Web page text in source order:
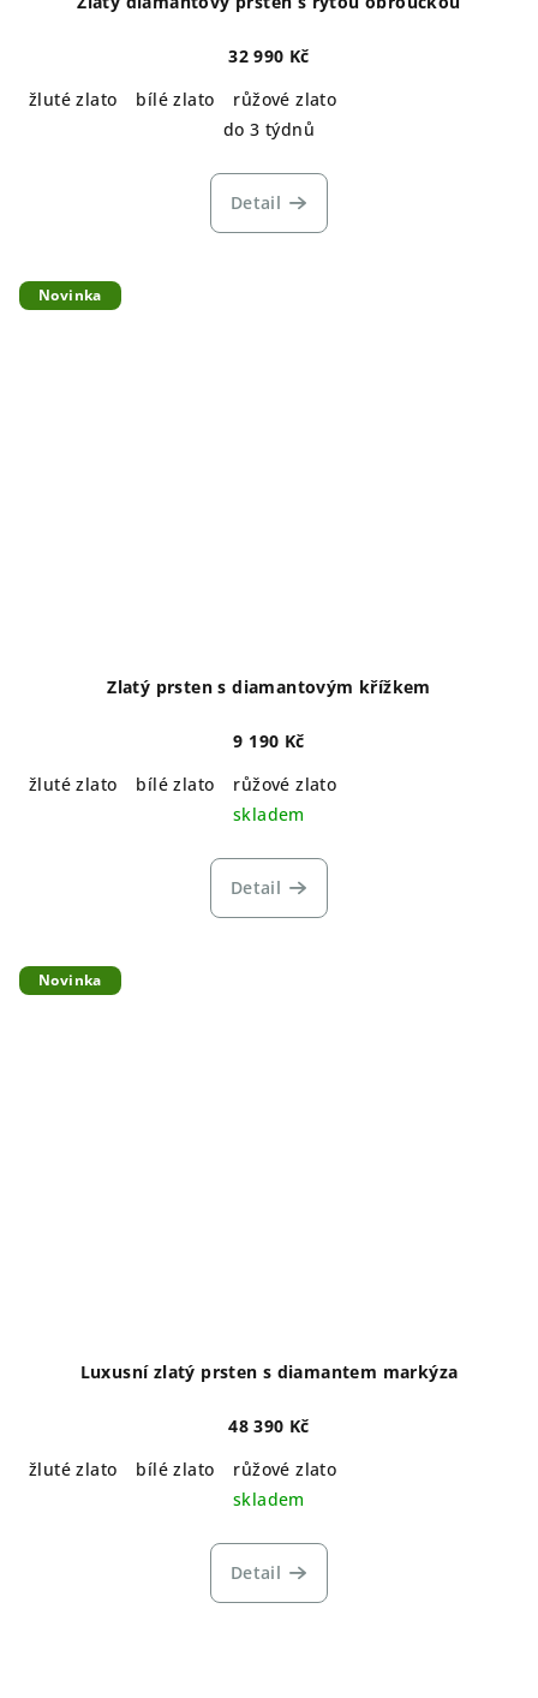
32 990 Kč
žluté zlato
bílé zlato
růžové zlato
do 3 týdnů
Detail
Novinka
Zlatý prsten s diamantovým křížkem
9 190 Kč
žluté zlato
bílé zlato
růžové zlato
skladem
Detail
Novinka
Luxusní zlatý prsten s diamantem markýza
48 390 Kč
žluté zlato
bílé zlato
růžové zlato
skladem
Detail